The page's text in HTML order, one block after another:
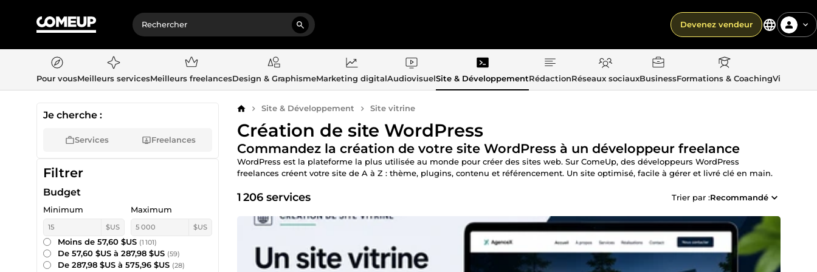
Devenez vendeur
Pour vousMeilleurs servicesMeilleurs freelancesDesign & GraphismeMarketing digitalAudiovisuelSite & DéveloppementRédactionRéseaux sociauxBusinessFormations & CoachingVie
AccueilSite & Développement Site vitrine
Création de site WordPress
Commandez la création de votre site WordPress à un développeur freelance
WordPress est la plateforme la plus utilisée au monde pour créer des sites web. Sur ComeUp, des développeurs WordPress
freelances créent votre site de A à Z : thème, plugins, contenu et référencement. Un site optimisé, facile à gérer et livré clé en main.
1 206 services Trier par :Recommandé
Je cherche :
Services Freelances
Filtrer
Budget
Minimum
$US
Maximum
$US
Moins de 57,60 $US (1 101)
De 57,60 $US à 287,98 $US (59)
De 287,98 $US à 575,96 $US (28)